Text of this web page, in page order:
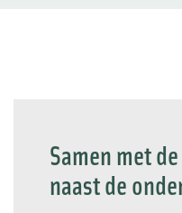
Samen met
naast de